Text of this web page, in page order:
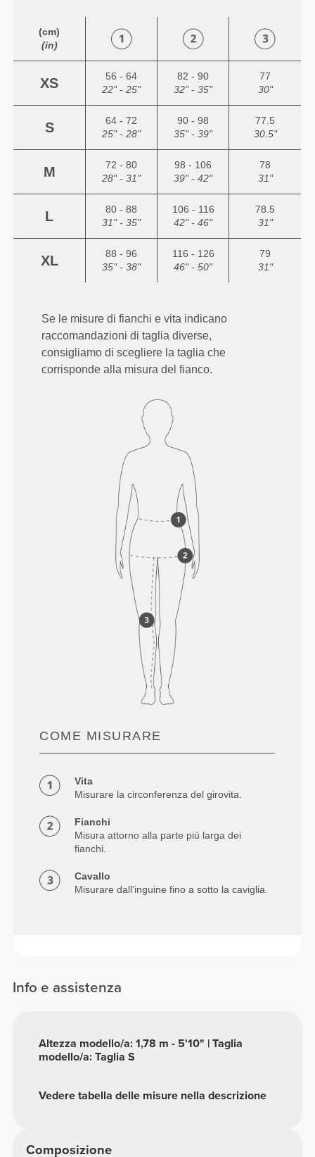
(cm)
(in)
XS
56 - 64
22" - 25"
82 - 90
32" - 35"
77
30"
S
64 - 72
25" - 28"
90 - 98
35" - 39"
77.5
30.5"
M
72 - 80
28" - 31"
98 - 106
39" - 42"
78
31"
L
80 - 88
31" - 35"
106 - 116
42" - 46"
78.5
31"
XL
88 - 96
35" - 38"
116 - 126
46" - 50"
79
31"
Se le misure di fianchi e vita indicano
raccomandazioni di taglia diverse,
consigliamo di scegliere la taglia che
corrisponde alla misura del fianco.
COME MISURARE
Vita
Misurare la circonferenza del girovita.
Fianchi
Misura attorno alla parte più larga dei
fianchi.
Cavallo
Misurare dall'inguine fino a sotto la caviglia.
Info e assistenza
Vedere tabella delle misure nella descrizione
Altezza modello/a: 1,78 m - 5'10" | Taglia
modello/a: Taglia S
Composizione